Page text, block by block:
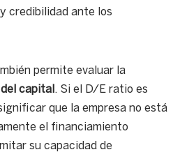
credibilidad ante los
permite evaluar la
capital . Si el D/E ratio es
que la empresa no está
el financiamiento
su capacidad de